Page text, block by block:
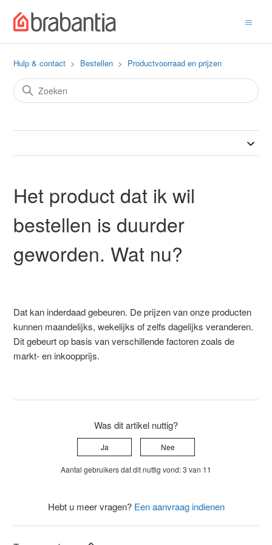
Hulp & contact Bestellen Productvoorraad en prijzen
Het product dat ik wil
bestellen is duurder
geworden. Wat nu?
Dat kan inderdaad gebeuren. De prijzen van onze producten
kunnen maandelijks, wekelijks of zelfs dagelijks veranderen.
Dit gebeurt op basis van verschillende factoren zoals de
markt- en inkoopprijs.
Was dit artikel nuttig?
Ja Nee
Aantal gebruikers dat dit nuttig vond: 3 van 11
Hebt u meer vragen? Een aanvraag indienen